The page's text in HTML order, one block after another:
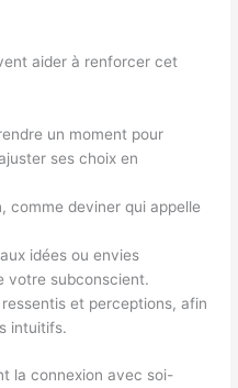
aider à renforcer cet
un moment pour
ses choix en
comme deviner qui appelle
idées ou envies
votre subconscient.
et perceptions, afin
intuitifs.
la connexion avec soi-